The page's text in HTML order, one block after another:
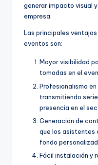
generar impacto visual
empresa.
Las principales
eventos son:
Mayor visibilidad
tomadas en el
Profesionalismo en
transmitiendo
presencia en el
Generación de
que los asistentes
fondo
Fácil instalación y